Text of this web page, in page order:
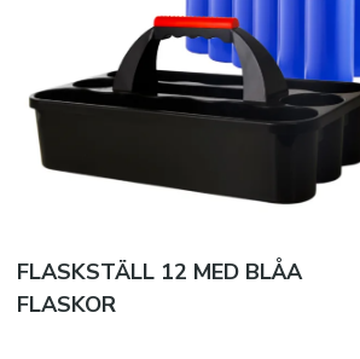
FLASKSTÄLL 12 MED BLÅA
FLASKOR